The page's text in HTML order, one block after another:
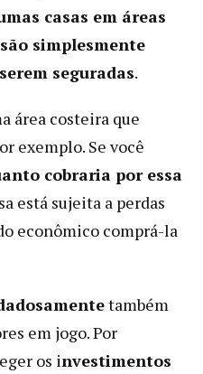
casas em áreas
simplesmente
seguradas.
área costeira que
exemplo. Se você
cobraria por essa
está sujeita a perdas
econômico comprá-la
também
em jogo. Por
os investimentos